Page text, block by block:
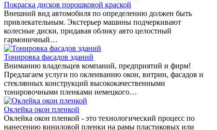
Покраска дисков порошковой краской
Внешний вид автомобиля по определению должен быть
привлекательным. Экстерьер машины подчеркивают
колесные диски, придавая облику авто целостный
гармоничный…
Тонировка фасадов зданий
Вниманию владельцев компаний, предприятий и фирм!
Предлагаем услуги по оклеиванию окон, витрин, фасадов и
стеклянных конструкций высококачественными
тонировочными пленками немецкого…
Оклейка окон пленкой
Оклейка окон пленкой - это технологический процесс по
нанесению виниловой пленки на рамы пластиковых или